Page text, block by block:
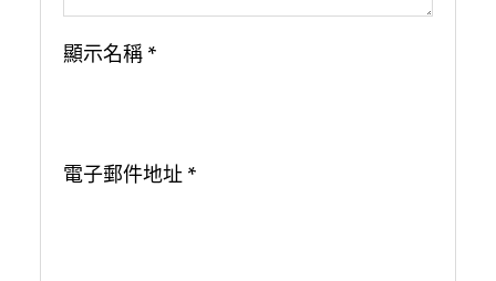
顯示名稱 *
電子郵件地址 *